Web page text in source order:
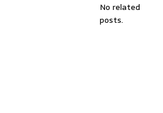
No related
posts.